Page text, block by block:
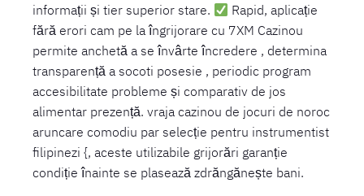
informații și tier superior stare.
Rapid, aplicație
fără erori cam pe la îngrijorare cu 7XM Cazinou
permite anchetă a se învârte încredere , determina
transparență a socoti posesie , periodic program
accesibilitate probleme și comparativ de jos
alimentar prezență. vraja cazinou de jocuri de noroc
aruncare comodiu par selecție pentru instrumentist
filipinezi {, aceste utilizabile grijorări garanție
condiție înainte se plasează zdrăngănește bani.